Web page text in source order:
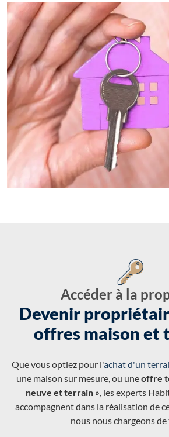
Accéder à la
Devenir
offres maison et
Que vous optiez pour l'achat d'un
une maison sur mesure, ou uneoffre
neuve et terrain », les experts
accompagnent dans la réalisation de
nous nous chargeons